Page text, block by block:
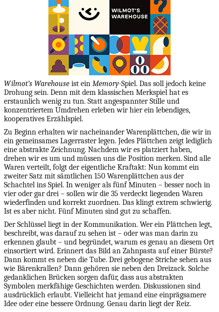
Wilmot’s Warehouse ist ein Memory-Spiel. Das soll jedoch keine
Drohung sein. Denn mit dem klassischen Merkspiel hat es
erstaunlich wenig zu tun. Statt angespannter Stille und
konzentriertem Umdrehen erleben wir hier ein lebendiges,
kooperatives Erzählspiel.
Zu Beginn erhalten wir nacheinander Warenplättchen, die wir in
ein gemeinsames Lagerraster legen. Jedes Plättchen zeigt lediglich
eine abstrakte Zeichnung. Nachdem wir es platziert haben,
drehen wir es um und müssen uns die Position merken. Sind alle
Waren verteilt, folgt der eigentliche Kraftakt: Nun kommt ein
zweiter Satz mit sämtlichen 150 Warenplättchen aus der
Schachtel ins Spiel. In weniger als fünf Minuten – besser noch in
vier oder gar drei – sollen wir die 35 verdeckt liegenden Waren
wiederfinden und korrekt zuordnen. Das klingt extrem schwierig.
Ist es aber nicht. Fünf Minuten sind gut zu schaffen.
Der Schlüssel liegt in der Kommunikation. Wer ein Plättchen legt,
beschreibt, was darauf zu sehen ist – oder was man darin zu
erkennen glaubt – und begründet, warum es genau an diesem Ort
einsortiert wird. Erinnert das Bild an Zahnpasta auf einer Bürste?
Dann kommt es neben die Tube. Drei gebogene Striche sehen aus
wie Bärenkrallen? Dann gehören sie neben den Dreizack. Solche
gedanklichen Brücken sorgen dafür, dass aus abstrakten
Symbolen merkfähige Geschichten werden. Diskussionen sind
ausdrücklich erlaubt. Vielleicht hat jemand eine einprägsamere
Idee oder eine bessere Ordnung. Genau darin liegt der Reiz.